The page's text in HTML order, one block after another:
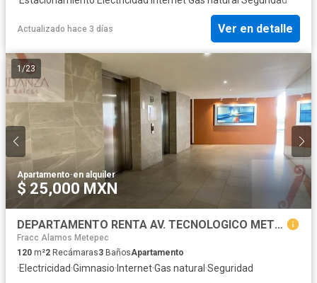
Actualizado hace 3 días Ver en detalle
1/23
Apartamento·en alquiler
$ 25,000 MXN
DEPARTAMENTO RENTA AV. TECNOLOGICO METEPEC
Fracc Alamos Metepec
120 m²2 Recámaras3 BañosApartamento
·Electricidad·Gimnasio· Internet·Gas natural ·Seguridad